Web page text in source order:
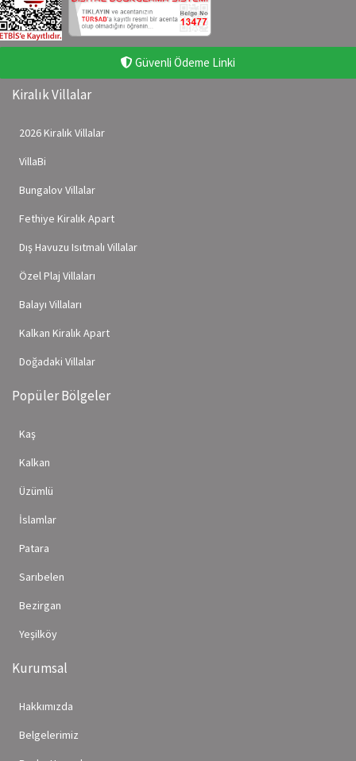
Güvenli Ödeme Linki
Kiralık Villalar
2026 Kiralık Villalar
VillaBi
Bungalov Villalar
Fethiye Kiralık Apart
Dış Havuzu Isıtmalı Villalar
Özel Plaj Villaları
Balayı Villaları
Kalkan Kiralık Apart
Doğadaki Villalar
Popüler Bölgeler
Kaş
Kalkan
Üzümlü
İslamlar
Patara
Sarıbelen
Bezirgan
Yeşilköy
Kurumsal
Hakkımızda
Belgelerimiz